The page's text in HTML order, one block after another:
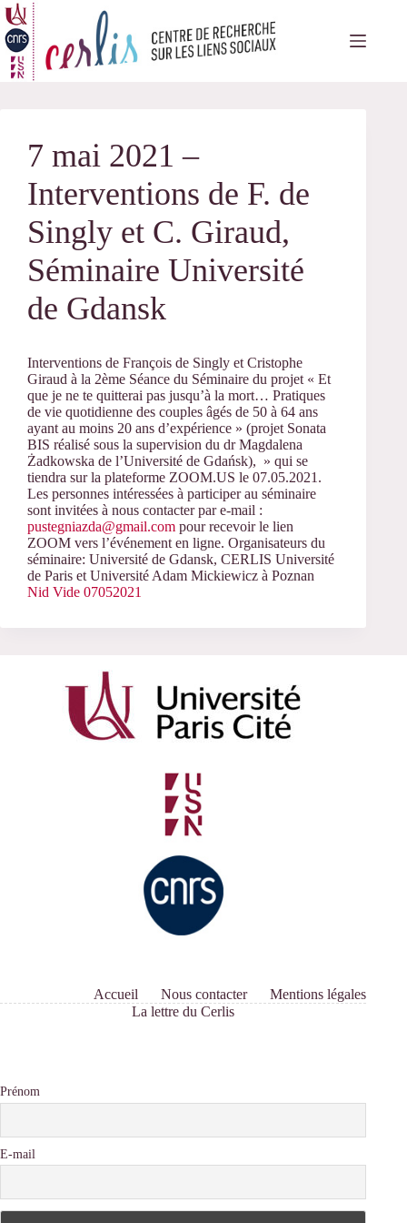
Passer
au
contenu
7 mai 2021 –
Interventions de F. de
Singly et C. Giraud,
Séminaire Université
de Gdansk
Interventions de François de Singly et Cristophe
Giraud à la 2ème Séance du Séminaire du projet « Et
que je ne te quitterai pas jusqu’à la mort… Pratiques
de vie quotidienne des couples âgés de 50 à 64 ans
ayant au moins 20 ans d’expérience » (projet Sonata
BIS réalisé sous la supervision du dr Magdalena
Żadkowska de l’Université de Gdańsk), » qui se
tiendra sur la plateforme ZOOM.US le 07.05.2021.
Les personnes intéressées à participer au séminaire
sont invitées à nous contacter par e-mail :
pustegniazda@gmail.com pour recevoir le lien
ZOOM vers l’événement en ligne. Organisateurs du
séminaire: Université de Gdansk, CERLIS Université
de Paris et Université Adam Mickiewicz à Poznan
Nid Vide 07052021
Accueil Nous contacter
Mentions légales
La lettre du Cerlis
Prénom
E-mail